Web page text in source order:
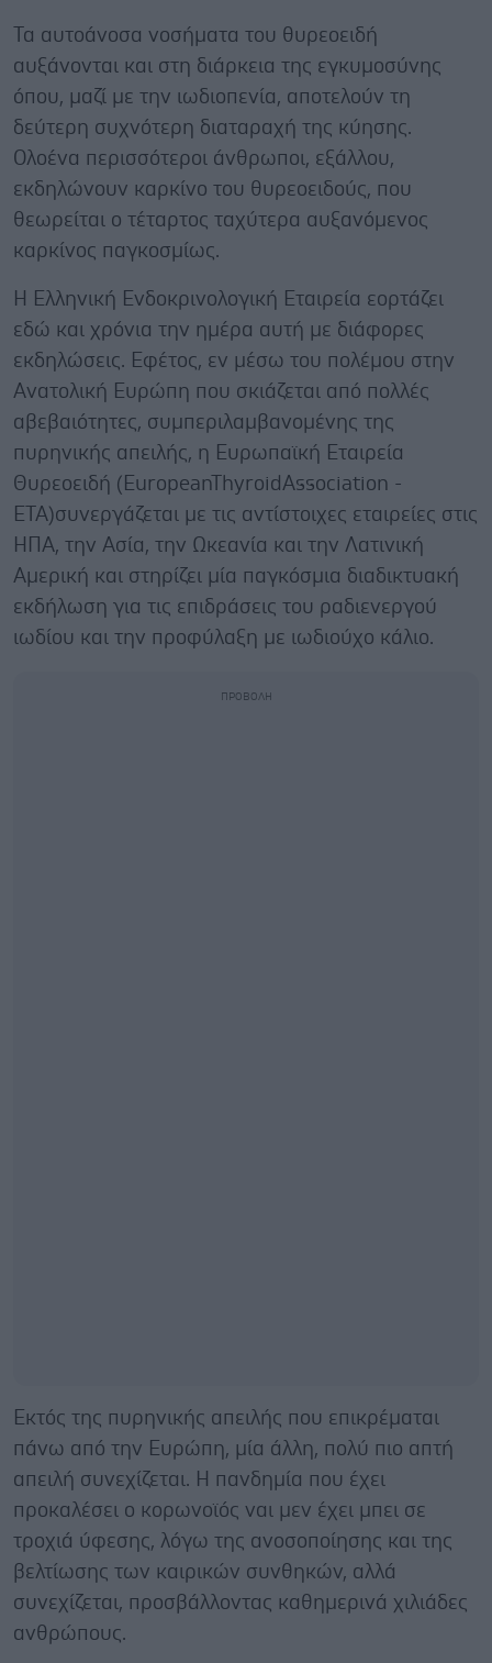
Τα αυτοάνοσα νοσήματα του θυρεοειδή
αυξάνονται και στη διάρκεια της εγκυμοσύνης
όπου, μαζί με την ιωδιοπενία, αποτελούν τη
δεύτερη συχνότερη διαταραχή της κύησης.
Ολοένα περισσότεροι άνθρωποι, εξάλλου,
εκδηλώνουν καρκίνο του θυρεοειδούς, που
θεωρείται ο τέταρτος ταχύτερα αυξανόμενος
καρκίνος παγκοσμίως.
Η Ελληνική Ενδοκρινολογική Εταιρεία εορτάζει
εδώ και χρόνια την ημέρα αυτή με διάφορες
εκδηλώσεις. Εφέτος, εν μέσω του πολέμου στην
Ανατολική Ευρώπη που σκιάζεται από πολλές
αβεβαιότητες, συμπεριλαμβανομένης της
πυρηνικής απειλής, η Ευρωπαϊκή Εταιρεία
Θυρεοειδή (EuropeanThyroidAssociation -
ΕΤΑ)συνεργάζεται με τις αντίστοιχες εταιρείες στις
ΗΠΑ, την Ασία, την Ωκεανία και την Λατινική
Αμερική και στηρίζει μία παγκόσμια διαδικτυακή
εκδήλωση για τις επιδράσεις του ραδιενεργού
ιωδίου και την προφύλαξη με ιωδιούχο κάλιο.
Εκτός της πυρηνικής απειλής που επικρέμαται
πάνω από την Ευρώπη, μία άλλη, πολύ πιο απτή
απειλή συνεχίζεται. Η πανδημία που έχει
προκαλέσει ο κορωνοϊός ναι μεν έχει μπει σε
τροχιά ύφεσης, λόγω της ανοσοποίησης και της
βελτίωσης των καιρικών συνθηκών, αλλά
συνεχίζεται, προσβάλλοντας καθημερινά χιλιάδες
ανθρώπους.